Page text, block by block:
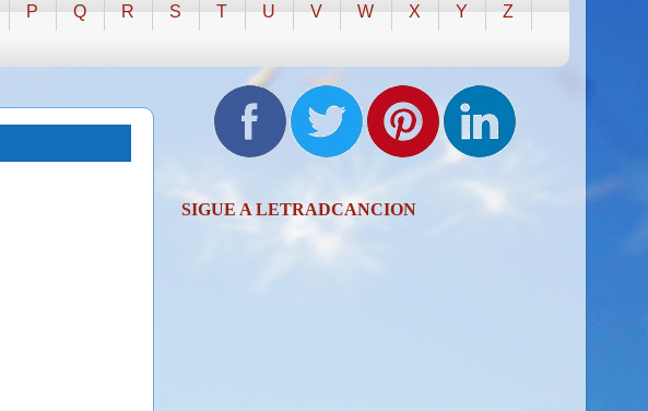
P Q R S T U V W X Y
Z
SIGUE A LETRADCANCION